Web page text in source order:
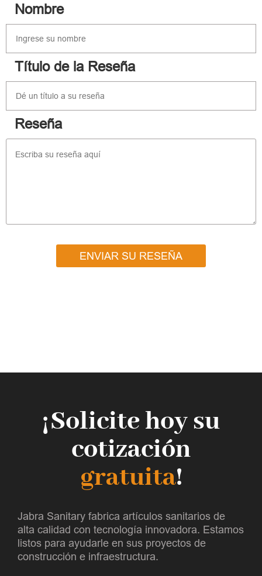
Nombre
Título de la Reseña
Reseña
ENVIAR SU RESEÑA
¡Solicite hoy su
cotización
gratuita!
Jabra Sanitary fabrica artículos sanitarios de
alta calidad con tecnología innovadora. Estamos
listos para ayudarle en sus proyectos de
construcción e infraestructura.